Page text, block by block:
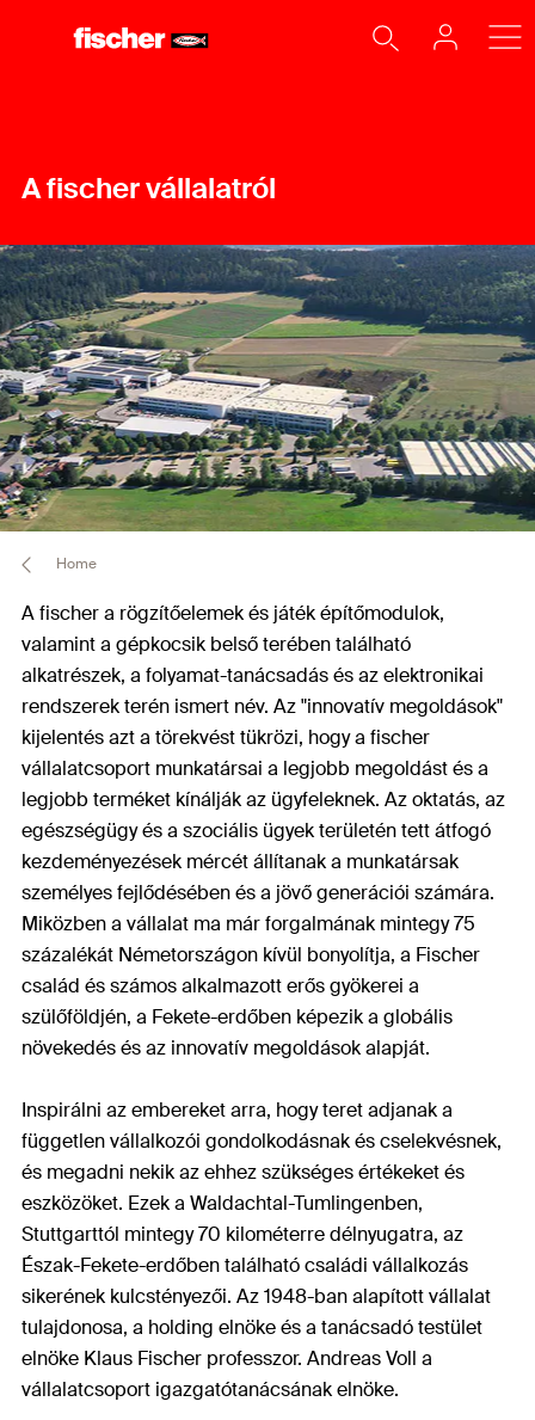
A fischer vállalatról
Home
A fischer a rögzítőelemek és játék építőmodulok,
valamint a gépkocsik belső terében található
alkatrészek, a folyamat-tanácsadás és az elektronikai
rendszerek terén ismert név. Az "innovatív megoldások"
kijelentés azt a törekvést tükrözi, hogy a fischer
vállalatcsoport munkatársai a legjobb megoldást és a
legjobb terméket kínálják az ügyfeleknek. Az oktatás, az
egészségügy és a szociális ügyek területén tett átfogó
kezdeményezések mércét állítanak a munkatársak
személyes fejlődésében és a jövő generációi számára.
Miközben a vállalat ma már forgalmának mintegy 75
százalékát Németországon kívül bonyolítja, a Fischer
család és számos alkalmazott erős gyökerei a
szülőföldjén, a Fekete-erdőben képezik a globális
növekedés és az innovatív megoldások alapját.
Inspirálni az embereket arra, hogy teret adjanak a
független vállalkozói gondolkodásnak és cselekvésnek,
és megadni nekik az ehhez szükséges értékeket és
eszközöket. Ezek a Waldachtal-Tumlingenben,
Stuttgarttól mintegy 70 kilométerre délnyugatra, az
Észak-Fekete-erdőben található családi vállalkozás
sikerének kulcstényezői. Az 1948-ban alapított vállalat
tulajdonosa, a holding elnöke és a tanácsadó testület
elnöke Klaus Fischer professzor. Andreas Voll a
vállalatcsoport igazgatótanácsának elnöke.